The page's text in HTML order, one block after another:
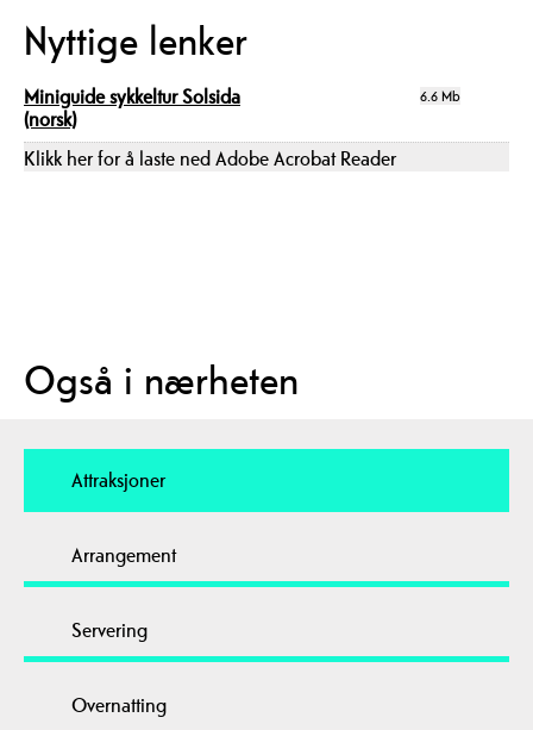
Nyttige lenker
Miniguide sykkeltur Solsida
(norsk)
6.6 Mb
Klikk her for å laste ned Adobe Acrobat Reader
Også i nærheten
Attraksjoner
Arrangement
Servering
Overnatting